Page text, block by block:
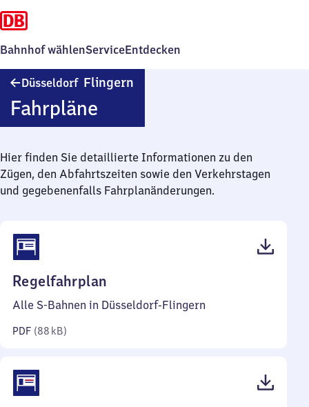
Bahnhof wählenServiceEntdecken
Düsseldorf Flingern
Fahrpläne
Hier finden Sie detaillierte Informationen zu den
Zügen, den Abfahrtszeiten sowie den Verkehrstagen
und gegebenenfalls Fahrplanänderungen.
Regelfahrplan
88
Alle S-Bahnen in Düsseldorf-Flingern
PDF (88 kB)